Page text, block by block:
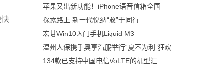
快
苹果又出新功能！iPhone语音信箱全国
探索路上 新一代悦纳“敢”于同行
宏碁Win10入门手机Liquid M3
温州人保携手奥享汽服举行“夏不为利”狂欢
134款已支持中国电信VoLTE的机型汇